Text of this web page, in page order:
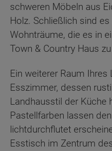
schweren Möbeln aus
Holz. Schließlich sind
Wohnträume, die es in
Town & Country Haus
Ein weiterer Raum
Esszimmer, dessen
Landhausstil der Küche
Pastellfarben lassen
lichtdurchflutet
Esstisch im Zentrum